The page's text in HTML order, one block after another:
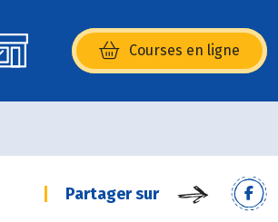
Courses en ligne
(s’ouvre dans une nouvelle
Partager sur